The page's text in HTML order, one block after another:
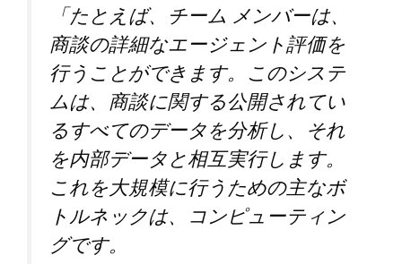
「たとえば、チーム メンバーは、
商談の詳細なエージェント評価を
行うことができます。このシステ
ムは、商談に関する公開されてい
るすべてのデータを分析し、それ
を内部データと相互実行します。
これを大規模に行うための主なボ
トルネックは、コンピューティン
グです。